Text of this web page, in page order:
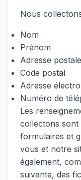
Nous
Nom
Prénom
Adresse postale
Code postal
Adresse
Numéro de
Les
collectons sont
formulaires et
vous et notre
également,
suivante, des